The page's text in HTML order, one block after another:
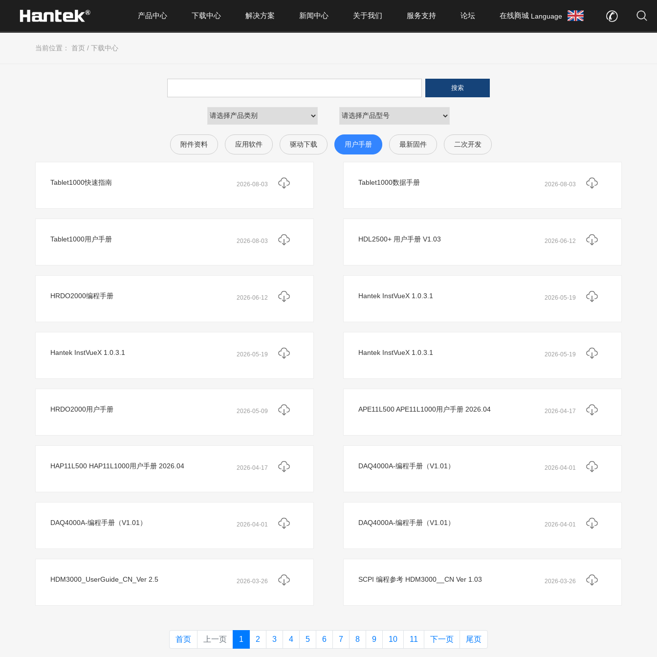
在线商城
论坛
服务支持
关于我们
新闻中心
解决方案
下载中心
产品中心 Language
当前位置： 首页 / 下载中心
搜索
附件资料 应用软件 驱动下载 用户手册 最新固件 二次开发
Tablet1000快速指南 2026-08-03 Tablet1000数据手册 2026-08-03
Tablet1000用户手册 2026-08-03 HDL2500+ 用户手册 V1.03 2026-06-12
HRDO2000编程手册 2026-06-12 Hantek InstVueX 1.0.3.1 2026-05-19
Hantek InstVueX 1.0.3.1 2026-05-19 Hantek InstVueX 1.0.3.1 2026-05-19
HRDO2000用户手册 2026-05-09 APE11L500 APE11L1000用户手册 2026.04 2026-04-17
HAP11L500 HAP11L1000用户手册 2026.04 2026-04-17 DAQ4000A-编程手册（V1.01） 2026-04-01
DAQ4000A-编程手册（V1.01） 2026-04-01 DAQ4000A-编程手册（V1.01） 2026-04-01
HDM3000_UserGuide_CN_Ver 2.5 2026-03-26 SCPI 编程参考 HDM3000__CN Ver 1.03 2026-03-26
首页 上一页 1 2 3 4 5 6 7 8 9 10 11 下一页 尾页